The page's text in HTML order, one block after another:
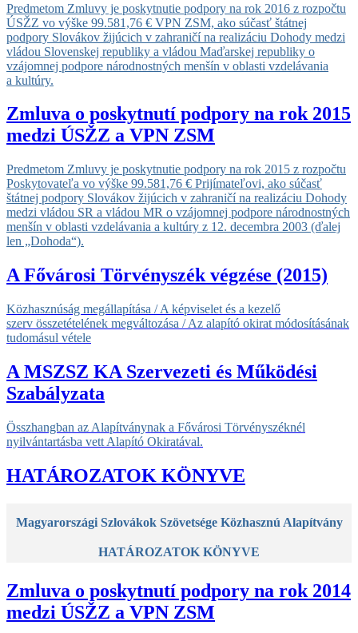
Predmetom Zmluvy je poskytnutie podpory na rok 2016 z rozpočtu
ÚSŽZ vo výške 99.581,76 € VPN ZSM, ako súčasť štátnej
podpory Slovákov žijúcich v zahraničí na realizáciu Dohody medzi
vládou Slovenskej republiky a vládou Maďarskej republiky o
vzájomnej podpore národnostných menšín v oblasti vzdelávania
a kultúry.
Zmluva o poskytnutí podpory na rok 2015
medzi ÚSŽZ a VPN ZSM
Predmetom Zmluvy je poskytnutie podpory na rok 2015 z rozpočtu
Poskytovateľa vo výške 99.581,76 € Prijímateľovi, ako súčasť
štátnej podpory Slovákov žijúcich v zahraničí na realizáciu Dohody
medzi vládou SR a vládou MR o vzájomnej podpore národnostných
menšín v oblasti vzdelávania a kultúry z 12. decembra 2003 (ďalej
len „Dohoda“).
A Fővárosi Törvényszék végzése (2015)
Közhasznúság megállapítása / A képviselet és a kezelő
szerv összetételének megváltozása / Az alapító okirat módosításának
tudomásul vétele
A MSZSZ KA Szervezeti és Működési
Szabályzata
Összhangban az Alapítványnak a Fővárosi Törvényszéknél
nyilvántartásba vett Alapító Okiratával.
HATÁROZATOK KÖNYVE
Magyarországi Szlovákok Szövetsége Közhasznú Alapítvány
HATÁROZATOK KÖNYVE
Zmluva o poskytnutí podpory na rok 2014
medzi ÚSŽZ a VPN ZSM